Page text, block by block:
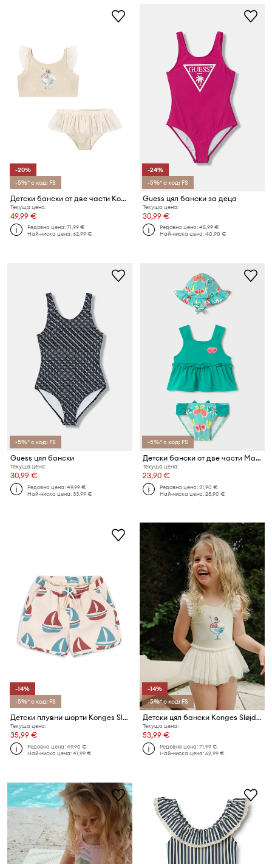
-20%
-5%* с код: FS
Детски бански от две части Konges Sløjd AMANDINE BIKINI
Текуща цена:
49,99 €
Редовна цена:71,99 €
Най-ниска цена:62,99 €
-24%
-5%* с код: FS
Guess цял бански за деца
Текуща цена:
30,99 €
Редовна цена:45,99 €
Най-ниска цена:40,90 €
-5%* с код: FS
Guess цял бански
Текуща цена:
30,99 €
Редовна цена:49,99 €
Най-ниска цена:33,99 €
-5%* с код: FS
Детски бански от две части Mayoral
Текуща цена:
23,90 €
Редовна цена:31,90 €
Най-ниска цена:25,90 €
-14%
-5%* с код: FS
Детски плувни шорти Konges Sløjd SEER ASNOU SWIM SHORTS GRS
Текуща цена:
35,99 €
Редовна цена:49,90 €
Най-ниска цена:41,99 €
-14%
-5%* с код: FS
Детски цял бански Konges Sløjd AMANDINE SWIMSUIT
Текуща цена:
53,99 €
Редовна цена:71,99 €
Най-ниска цена:62,99 €